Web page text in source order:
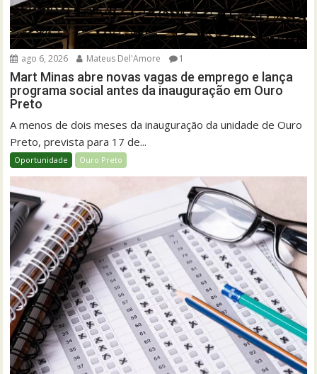
ago 6, 2026 Mateus Del'Amore 1
Mart Minas abre novas vagas de emprego e lança
programa social antes da inauguração em Ouro
Preto
A menos de dois meses da inauguração da unidade de Ouro
Preto, prevista para 17 de...
Oportunidade Ouro Preto